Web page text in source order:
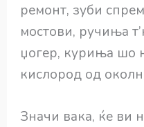
ремонт, зуби
мостови, ручиња
џогер, куриња шо
кислород од
Значи вака, ќе ви